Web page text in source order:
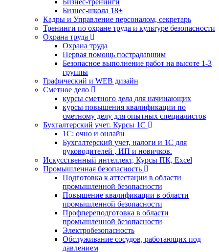
Бизнес-школа 18+
Кадры и Управление персоналом, секретарь
Тренинги по охране труда и культуре безопасности
Охрана труда
Охрана труда
Первая помощь пострадавшим
Безопасное выполнение работ на высоте 1-3
группы
Графический и WEB дизайн
Сметное дело
курсы сметного дела для начинающих
курсы повышения квалификации по
сметному делу для опытных специалистов
Бухгалтерский учет. Курсы 1С
1С: очно и онлайн
Бухгалтерский учет, налоги и 1С для
руководителей , ИП и новичков.
Искусственный интеллект, Курсы ПК, Excel
Промышленная безопасность
Подготовка к аттестации в области
промышленной безопасности
Повышение квалификации в области
промышленной безопасности
Профпереподготовка в области
промышленной безопасности
Электробезопасность
Обслуживание сосудов, работающих под
давлением